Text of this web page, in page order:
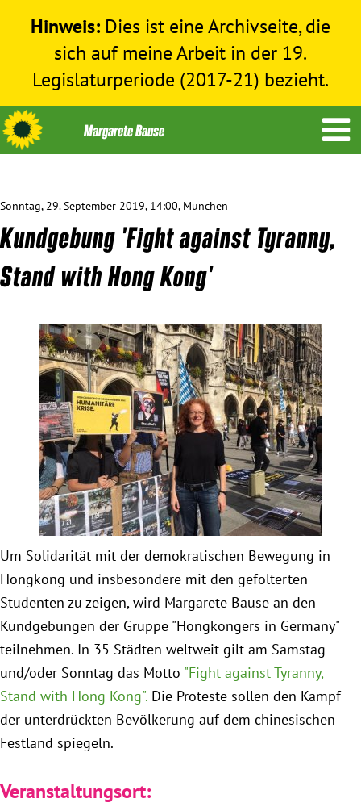
Hinweis: Dies ist eine Archivseite, die
sich auf meine Arbeit in der 19.
Legislaturperiode (2017-21) bezieht.
Themen
Menschenrechte
Bundestag 2017-2021
Obfrau im Ausschuss für Menschenrechte und
humanitäre Hilfe
Mein Abstimmungsverhalten
Ämter, Funktionen und Einkünfte
Besuch in Berlin
Praktikum
Patenschaftsprogramm
Bayern
München
Zur Person
Sonntag, 29. September 2019, 14:00, München
Kundgebung 'Fight against Tyranny,
Stand with Hong Kong'
Um Solidarität mit der demokratischen Bewegung in
Hongkong und insbesondere mit den gefolterten
Studenten zu zeigen, wird Margarete Bause an den
Kundgebungen der Gruppe "Hongkongers in Germany"
teilnehmen. In 35 Städten weltweit gilt am Samstag
und/oder Sonntag das Motto "Fight against Tyranny,
Stand with Hong Kong". Die Proteste sollen den Kampf
der unterdrückten Bevölkerung auf dem chinesischen
Festland spiegeln.
Veranstaltungsort: